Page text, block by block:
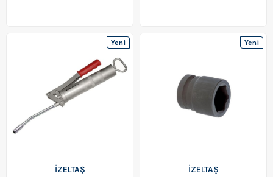
İZELTAŞ
Yeni
İZELTAŞ
Yeni